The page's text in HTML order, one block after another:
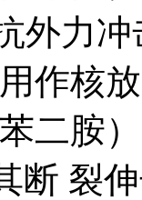
外力
作核
二胺
断 裂